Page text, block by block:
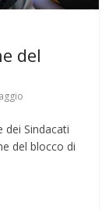
del
dei Sindacati
del blocco di